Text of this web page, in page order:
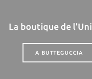
La boutique de
A BUTTEGUCCIA